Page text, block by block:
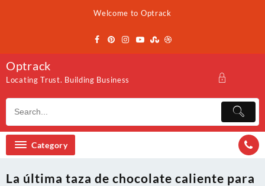
Welcome to Optrack
Optrack
Locating Trust. Building Business
Category
La última taza de chocolate caliente para